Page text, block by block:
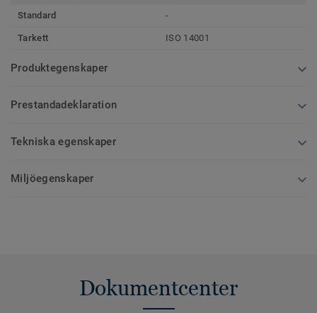
Standard
-
Tarkett ISO 14001
Produktegenskaper
Prestandadeklaration
Tekniska egenskaper
Miljöegenskaper
Dokumentcenter